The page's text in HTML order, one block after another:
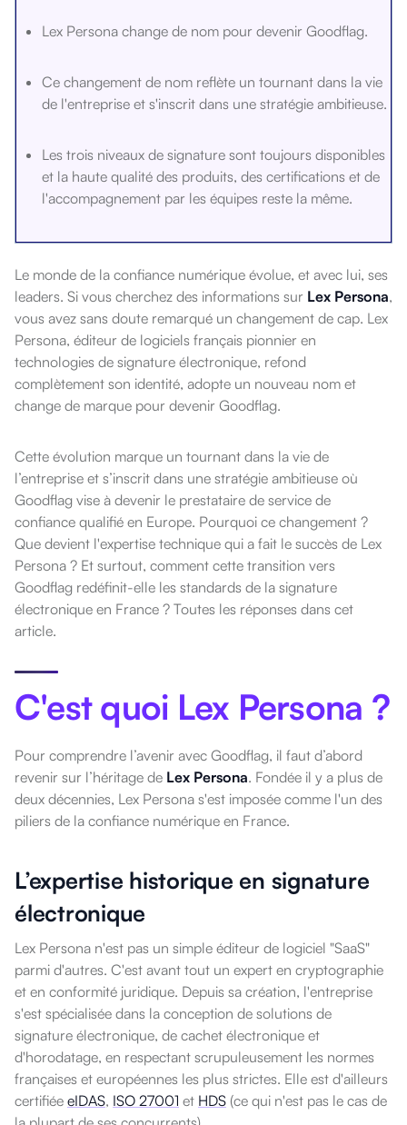
Lex Persona change de nom pour devenir Goodflag.
Ce changement de nom reflète un tournant dans la vie
de l'entreprise et s'inscrit dans une stratégie ambitieuse.
Les trois niveaux de signature sont toujours disponibles
et la haute qualité des produits, des certifications et de
l'accompagnement par les équipes reste la même.
Le monde de la confiance numérique évolue, et avec lui, ses
leaders. Si vous cherchez des informations sur Lex Persona,
vous avez sans doute remarqué un changement de cap. Lex
Persona, éditeur de logiciels français pionnier en
technologies de signature électronique, refond
complètement son identité, adopte un nouveau nom et
change de marque pour devenir Goodflag.
Cette évolution marque un tournant dans la vie de
l’entreprise et s’inscrit dans une stratégie ambitieuse où
Goodflag vise à devenir le prestataire de service de
confiance qualifié en Europe. Pourquoi ce changement ?
Que devient l'expertise technique qui a fait le succès de Lex
Persona ? Et surtout, comment cette transition vers
Goodflag redéfinit-elle les standards de la signature
électronique en France ? Toutes les réponses dans cet
article.
C'est quoi Lex Persona ?
Pour comprendre l’avenir avec Goodflag, il faut d’abord
revenir sur l’héritage de Lex Persona. Fondée il y a plus de
deux décennies, Lex Persona s'est imposée comme l'un des
piliers de la confiance numérique en France.
L’expertise historique en signature
électronique
Lex Persona n'est pas un simple éditeur de logiciel "SaaS"
parmi d'autres. C'est avant tout un expert en cryptographie
et en conformité juridique. Depuis sa création, l'entreprise
s'est spécialisée dans la conception de solutions de
signature électronique, de cachet électronique et
d'horodatage, en respectant scrupuleusement les normes
françaises et européennes les plus strictes. Elle est d'ailleurs
certifiée eIDAS, ISO 27001 et HDS (ce qui n'est pas le cas de